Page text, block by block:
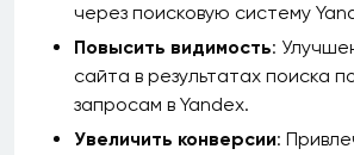
через поисковую систему
Повысить видимость:
сайта в результатах поиска
запросам в Yandex.
Увеличить конверсии: